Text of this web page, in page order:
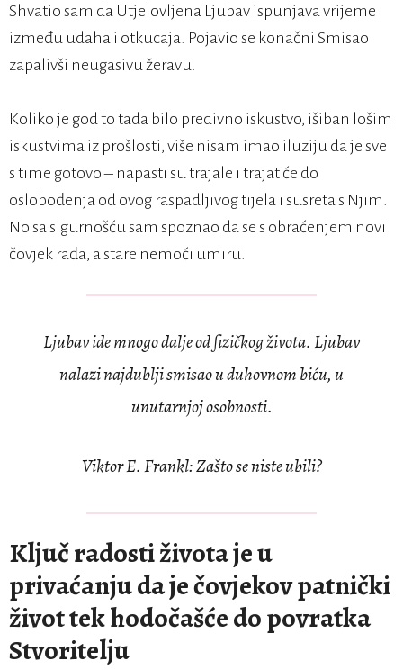
Shvatio sam da Utjelovljena Ljubav ispunjava vrijeme
između udaha i otkucaja. Pojavio se konačni Smisao
zapalivši neugasivu žeravu.
Koliko je god to tada bilo predivno iskustvo, išiban lošim
iskustvima iz prošlosti, više nisam imao iluziju da je sve
s time gotovo – napasti su trajale i trajat će do
oslobođenja od ovog raspadljivog tijela i susreta s Njim.
No sa sigurnošću sam spoznao da se s obraćenjem novi
čovjek rađa, a stare nemoći umiru.
Ljubav ide mnogo dalje od fizičkog života. Ljubav
nalazi najdublji smisao u duhovnom biću, u
unutarnjoj osobnosti.
Viktor E. Frankl: Zašto se niste ubili?
Ključ radosti života je u
privaćanju da je čovjekov patnički
život tek hodočašće do povratka
Stvoritelju